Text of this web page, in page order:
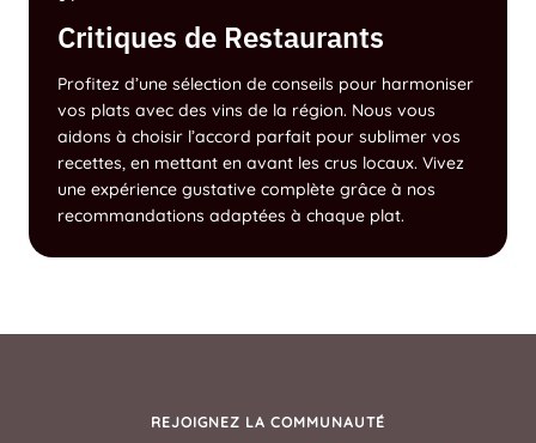
Critiques de Restaurants
Profitez d’une sélection de conseils pour harmoniser
vos plats avec des vins de la région. Nous vous
aidons à choisir l’accord parfait pour sublimer vos
recettes, en mettant en avant les crus locaux. Vivez
une expérience gustative complète grâce à nos
recommandations adaptées à chaque plat.
REJOIGNEZ LA COMMUNAUTÉ